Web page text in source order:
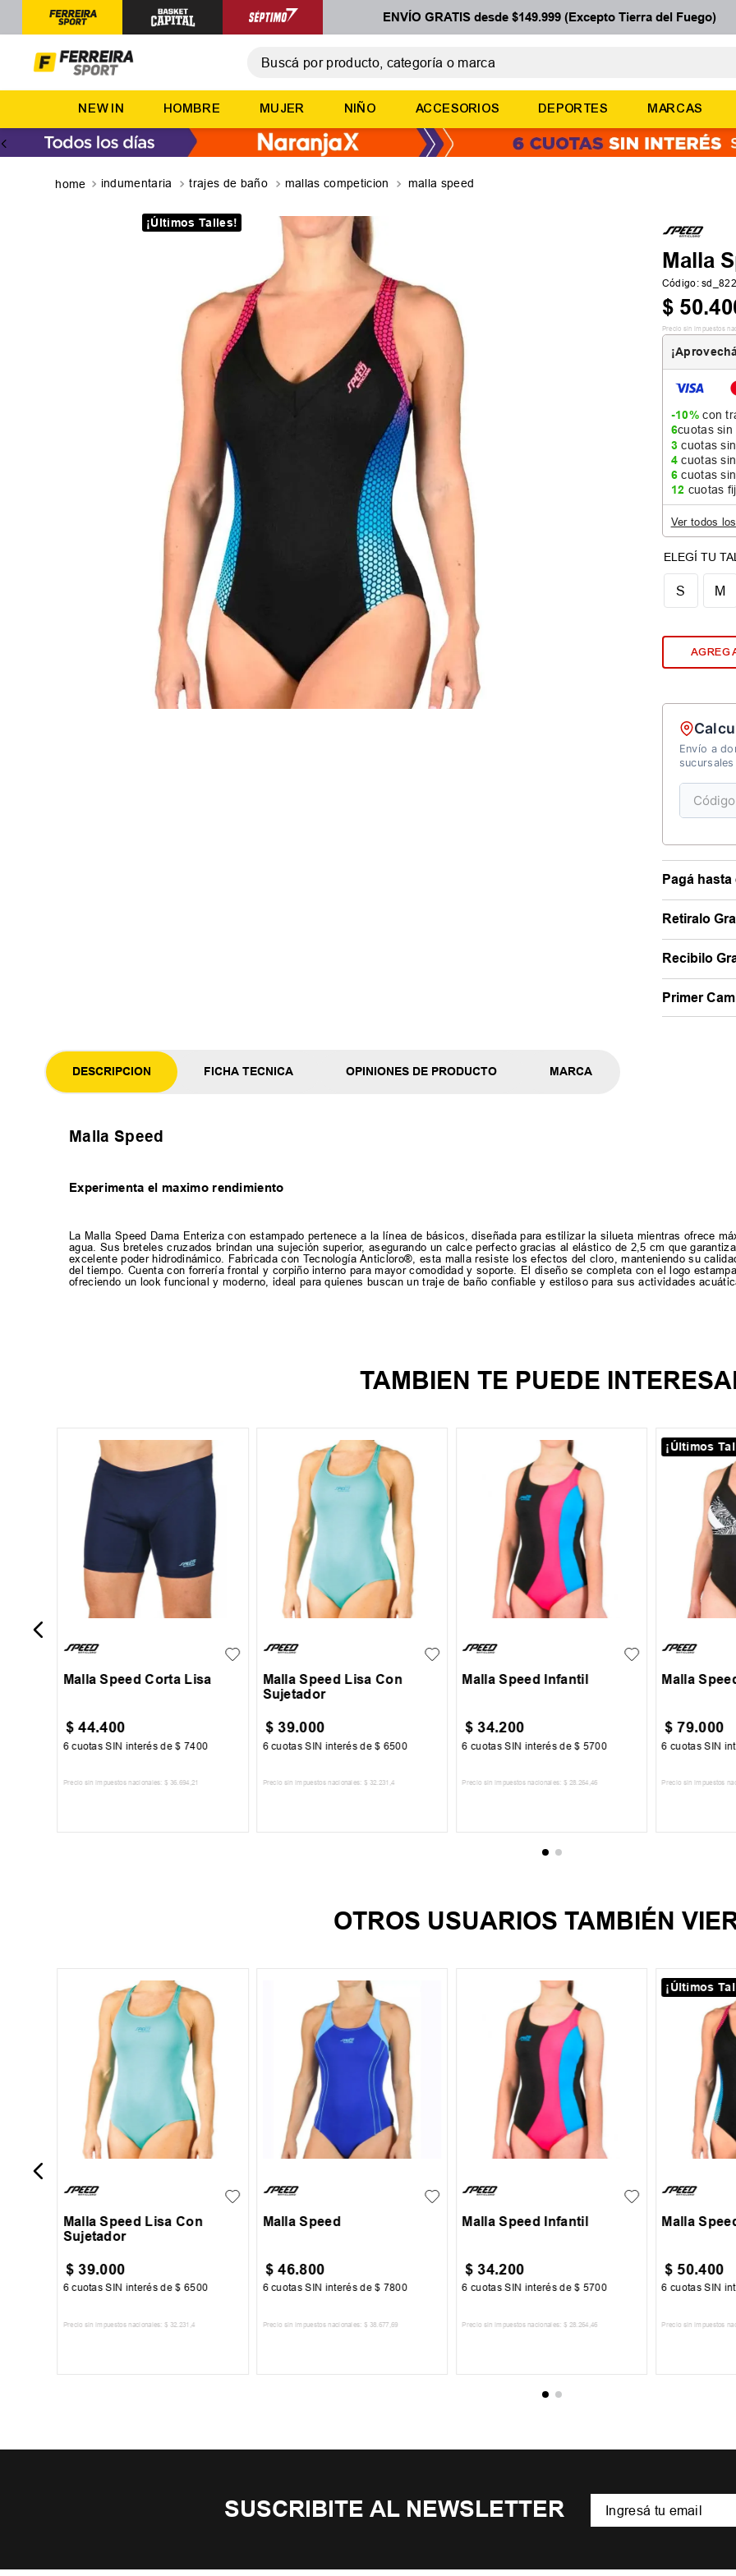
ENVÍO GRATIS desde $149.999 (Excepto Tierra del Fuego)
NEW IN HOMBRE MUJER NIÑO ACCESORIOS DEPORTES MARCAS
indumentaria trajes de baño mallas competicion malla speed
¡Últimos Talles!
Malla
Código:
$ 50.
Precio sin impuestos
-10%con
6cuotas
3cuotas
4cuotas
6cuotas
12 cuotas
Ver todos
S M
Envío a
sucursales
Pagá
Retiralo
Recibilo
Primer
DESCRIPCION FICHA TECNICA OPINIONES DE PRODUCTO MARCA
Malla Speed
Experimenta el maximo rendimiento
La Malla Speed Dama Enteriza con estampado pertenece a la línea de básicos, diseñada para estilizar la silueta mientras ofrece
agua. Sus breteles cruzados brindan una sujeción superior, asegurando un calce perfecto gracias al elástico de 2,5 cm que
excelente poder hidrodinámico. Fabricada con Tecnología Anticloro®, esta malla resiste los efectos del cloro, manteniendo su
del tiempo. Cuenta con forrería frontal y corpiño interno para mayor comodidad y soporte. El diseño se completa con el logo
ofreciendo un look funcional y moderno, ideal para quienes buscan un traje de baño confiable y estiloso para sus actividades
TAMBIEN TE PUEDE
XL XXL
Malla Speed Corta Lisa
$ 44.400
6 cuotas SIN interés de$ 7400
Precio sin impuestos nacionales: $ 36.694 ,21
S L
M XXL
Malla Speed Lisa Con
Sujetador
$ 39.000
6 cuotas SIN interés de$ 6500
Precio sin impuestos nacionales: $ 32.231 ,4
10
8
Malla Speed Infantil
$ 34.200
6 cuotas SIN interés de$ 5700
Precio sin impuestos nacionales: $ 28.264 ,46
¡Últimos
Malla
$ 79.000
6 cuotas SIN
Precio sin impuestos
OTROS USUARIOS TAMBIÉN
S L
M XXL
Malla Speed Lisa Con
Sujetador
$ 39.000
6 cuotas SIN interés de$ 6500
Precio sin impuestos nacionales: $ 32.231 ,4
S L
M XXL
Malla Speed
$ 46.800
6 cuotas SIN interés de$ 7800
Precio sin impuestos nacionales: $ 38.677 ,69
10
8
Malla Speed Infantil
$ 34.200
6 cuotas SIN interés de$ 5700
Precio sin impuestos nacionales: $ 28.264 ,46
¡Últimos
M
Malla
$ 50.400
6 cuotas SIN
Precio sin impuestos
SUSCRIBITE AL NEWSLETTER
TÉRMINOS MÁS BUSCADOS
2
zapatillas
3.
basquet